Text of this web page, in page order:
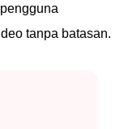
tanpa batasan.